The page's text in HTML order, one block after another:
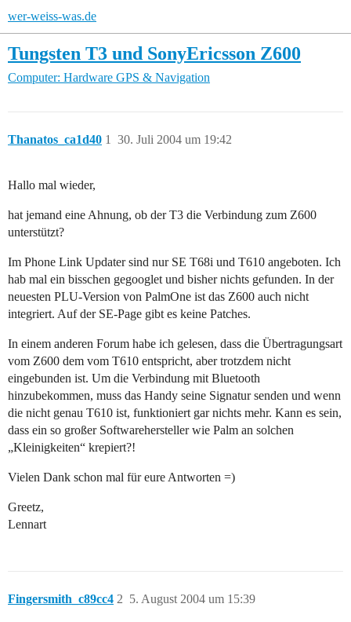
wer-weiss-was.de
Tungsten T3 und SonyEricsson Z600
Computer: Hardware GPS & Navigation
Thanatos_ca1d40 30. Juli 2004 um 19:42
1
Hallo mal wieder,
hat jemand eine Ahnung, ob der T3 die Verbindung zum Z600
unterstützt?
Im Phone Link Updater sind nur SE T68i und T610 angeboten. Ich
hab mal ein bisschen gegooglet und bisher nichts gefunden. In der
neuesten PLU-Version von PalmOne ist das Z600 auch nicht
integriert. Auf der SE-Page gibt es keine Patches.
In einem anderen Forum habe ich gelesen, dass die Übertragungsart
vom Z600 dem vom T610 entspricht, aber trotzdem nicht
eingebunden ist. Um die Verbindung mit Bluetooth
hinzubekommen, muss das Handy seine Signatur senden und wenn
die nicht genau T610 ist, funktioniert gar nichts mehr. Kann es sein,
dass ein so großer Softwarehersteller wie Palm an solchen
„Kleinigkeiten“ krepiert?!
Vielen Dank schon mal für eure Antworten =)
Greetz,
Lennart
Fingersmith_c89cc4 5. August 2004 um 15:39
2